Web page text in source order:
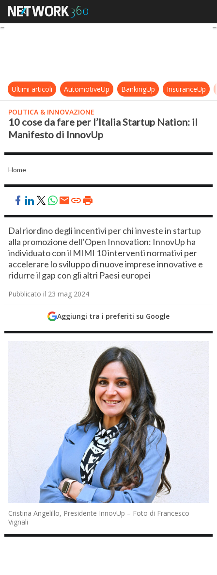
10 cose da fare per l’Italia
Ultimi articoli AutomotiveUp BankingUp InsuranceUp
POLITICA & INNOVAZIONE
10 cose da fare per l’Italia Startup Nation: il
Manifesto di InnovUp
Home
Dal riordino degli incentivi per chi investe in startup
alla promozione dell’Open Innovation: InnovUp ha
individuato con il MIMI 10 interventi normativi per
accelerare lo sviluppo di nuove imprese innovative e
ridurre il gap con gli altri Paesi europei
Pubblicato il 23 mag 2024
Aggiungi tra i preferiti su Google
Cristina Angelillo, Presidente InnovUp – Foto di Francesco
Vignali